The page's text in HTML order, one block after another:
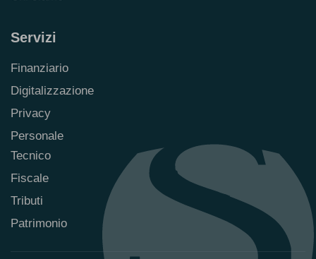
Servizi
Finanziario
Digitalizzazione
Privacy
Personale
Tecnico
Fiscale
Tributi
Patrimonio